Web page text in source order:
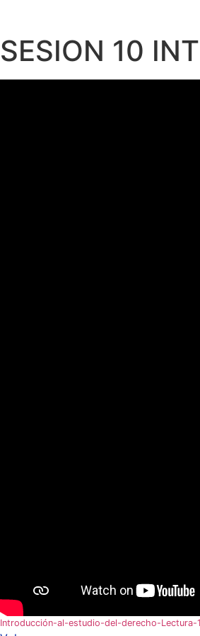
SESION 10
Introducción-al-estudio-del-derecho-Lectura-